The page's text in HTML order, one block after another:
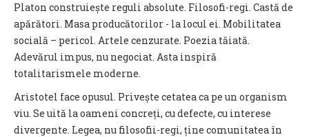
Platon construiește reguli absolute. Filosofi-regi. Castă de
apărători. Masa producătorilor - la locul ei. Mobilitatea
socială – pericol. Artele cenzurate. Poezia tăiată.
Adevărul impus, nu negociat. Asta inspiră
totalitarismele moderne.
Aristotel face opusul. Privește cetatea ca pe un organism
viu. Se uită la oameni concreți, cu defecte, cu interese
divergente. Legea, nu filosofii-regi, ține comunitatea în